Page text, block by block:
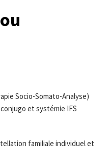
Socio-Somato-Analyse)
et systémie IFS
familiale individuel et